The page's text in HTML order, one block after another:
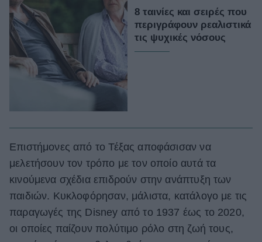
8 ταινίες και σειρές που
περιγράφουν ρεαλιστικά
τις ψυχικές νόσους
Επιστήμονες από το Τέξας αποφάσισαν να
μελετήσουν τον τρόπο με τον οποίο αυτά τα
κινούμενα σχέδια επιδρούν στην ανάπτυξη των
παιδιών. Κυκλοφόρησαν, μάλιστα, κατάλογο με τις
παραγωγές της Disney από το 1937 έως το 2020,
οι οποίες παίζουν πολύτιμο ρόλο στη ζωή τους,